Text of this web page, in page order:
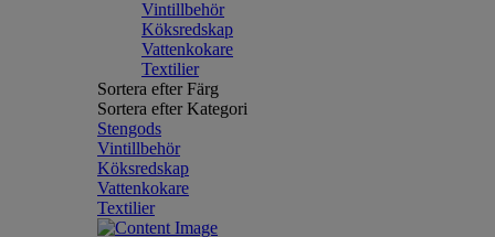
Vintillbehör
Köksredskap
Vattenkokare
Textilier
Sortera efter Färg
Sortera efter Kategori
Stengods
Vintillbehör
Köksredskap
Vattenkokare
Textilier